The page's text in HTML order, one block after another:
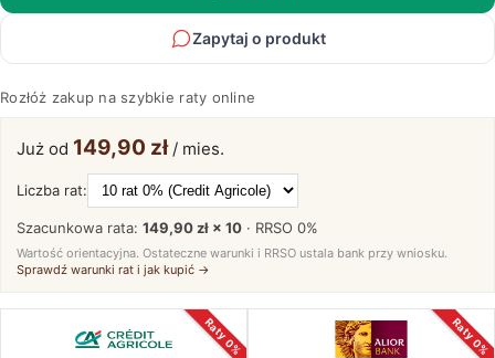
–
Zapytaj o produkt
Rozłóż zakup na szybkie raty online
Już od 149,90 zł/ mies.
Liczba rat:
Szacunkowa rata: 149,90 zł × 10 · RRSO 0%
Wartość orientacyjna. Ostateczne warunki i RRSO ustala bank przy wniosku.
Sprawdź warunki rat i jak kupić →
Raty 0%
Raty 0%